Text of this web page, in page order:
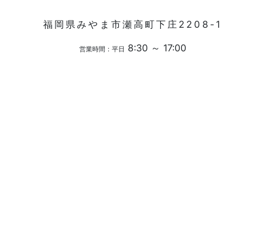
福岡県みやま市瀬高町下庄2208-1
営業時間：平日 8:30 ～ 17:00